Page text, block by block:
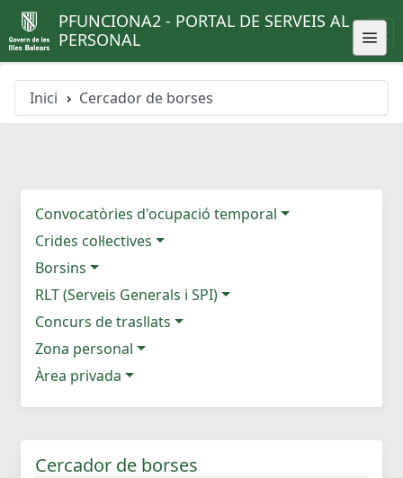
PFUNCIONA2 - PORTAL DE SERVEIS AL
PERSONAL
Inici Cercador de borses
Convocatòries d'ocupació temporal
Crides col·lectives
Borsins
RLT (Serveis Generals i SPI)
Concurs de trasllats
Zona personal
Àrea privada
Cercador de borses